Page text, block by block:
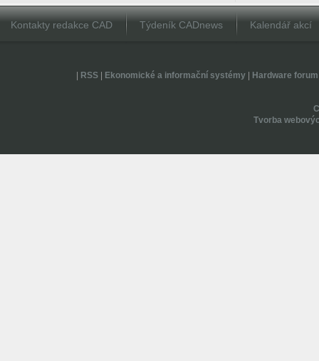
Kontakty redakce CAD Týdeník CADnews Kalendář akcí
RSS| Ekonomické a informační systémy| Hardware forum
Tvorba